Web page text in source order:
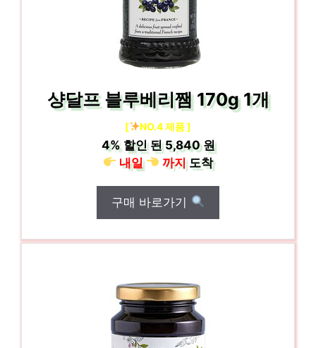
샹달프 블루베리쨈 170g 1개
[ NO.4 제품 ]
4%할인 된5,840 원
내일
까지도착
구매 바로가기